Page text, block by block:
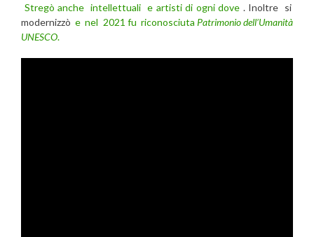
Stregò anche intellettuali e artisti di ogni dove . Inoltre si
modernizzò e nel 2021 fu riconosciuta Patrimonio dell’Umanità
UNESCO.